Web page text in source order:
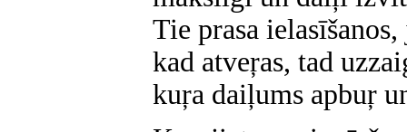
Tie prasa
kad atveŗas, tad
kuŗa daiļums apbuŗ